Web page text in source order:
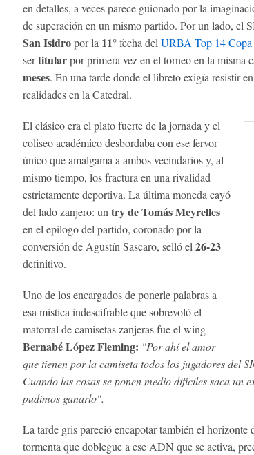
en detalles, a veces parece guionado por la
de superación en un mismo partido. Por un lado, el
San Isidropor la 11°fecha del URBA Top 14
sertitularpor primera vez en el torneo en la misma
meses. En una tarde donde el libreto exigía resistir
realidades en la Catedral.
El clásico era el plato fuerte de la jornada y el
coliseo académico desbordaba con ese fervor
único que amalgama a ambos vecindarios y, al
mismo tiempo, los fractura en una rivalidad
estrictamente deportiva. La última moneda cayó
del lado zanjero: un try de Tomás Meyrelles
en el epílogo del partido, coronado por la
conversión de Agustín Sascaro, selló el 26-23
definitivo.
Uno de los encargados de ponerle palabras a
esa mística indescifrable que sobrevoló el
matorral de camisetas zanjeras fue el wing
Bernabé López Fleming: "Por ahí el amor
que tienen por la camiseta todos los jugadores del
Cuando las cosas se ponen medio difíciles saca un
pudimos ganarlo".
La tarde gris pareció encapotar también el
tormenta que doblegue a ese ADN que se activa,